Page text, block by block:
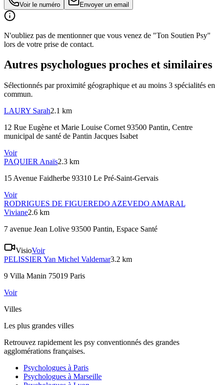
Voir le numéro Envoyer un email
N'oubliez pas de mentionner que vous venez de "Ton Soutien Psy"
lors de votre prise de contact.
Autres psychologues proches et similaires
Sélectionnés par proximité géographique et au moins 3 spécialités en
commun.
LAURY Sarah2.1 km
12 Rue Eugène et Marie Louise Cornet 93500 Pantin, Centre
municipal de santé de Pantin Jacques Isabet
Voir
PAQUIER Anaïs2.3 km
15 Avenue Faidherbe 93310 Le Pré-Saint-Gervais
Voir
RODRIGUES DE FIGUEREDO AZEVEDO AMARAL
Viviane2.6 km
7 avenue Jean Lolive 93500 Pantin, Espace Santé
VisioVoir
PELISSIER Yan Michel Valdemar3.2 km
9 Villa Manin 75019 Paris
Voir
Villes
Les plus grandes villes
Retrouvez rapidement les psy conventionnés des grandes
agglomérations françaises.
Psychologues à Paris
Psychologues à Marseille